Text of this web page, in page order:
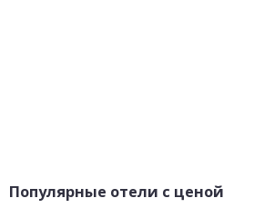
Популярные отели с ценой